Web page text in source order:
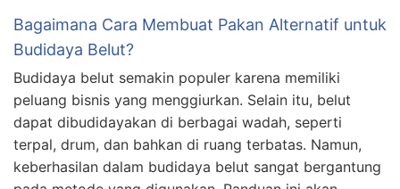
Bagaimana Cara Membuat Pakan Alternatif untuk
Budidaya Belut?
Budidaya belut semakin populer karena memiliki
peluang bisnis yang menggiurkan. Selain itu, belut
dapat dibudidayakan di berbagai wadah, seperti
terpal, drum, dan bahkan di ruang terbatas. Namun,
keberhasilan dalam budidaya belut sangat bergantung